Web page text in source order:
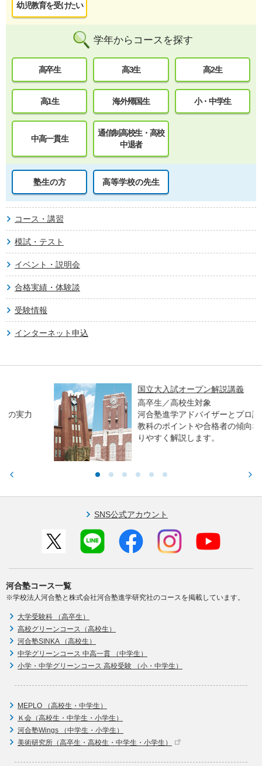
幼児教育を受けたい
学年からコースを探す
高卒生 高3生 高2生
高1生 海外帰国生 小・中学生
中高一貫生
通信制高校生・高校
中退者
塾生の方 高等学校の先生
コース・講習
模試・テスト
イベント・説明会
合格実績・体験談
受験情報
インターネット申込
国立大入試オープン解説講義
高卒生／高校生対象
河合塾進学アドバイザーとプロ講師が、各
教科のポイントや合格者の傾向などをわか
りやすく解説します。
SNS公式アカウント
河合塾コース一覧
※学校法人河合塾と株式会社河合塾進学研究社のコースを掲載しています。
大学受験科 （高卒生）
高校グリーンコース（高校生）
河合塾SINKA （高校生）
中学グリーンコース 中高一貫 （中学生）
小学・中学グリーンコース 高校受験 （小・中学生）
MEPLO （高校生・中学生）
Ｋ会（高校生・中学生・小学生）
河合塾Wings （中学生・小学生）
美術研究所（高卒生・高校生・中学生・小学生）